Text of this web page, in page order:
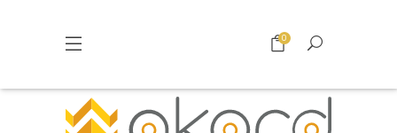
0